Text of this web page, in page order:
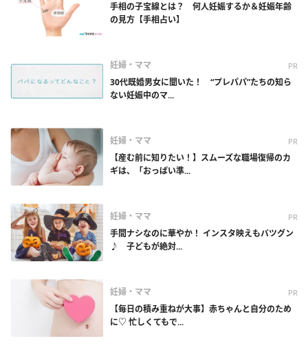
手相の子宝線とは？ 何人妊娠するか＆妊娠年齢
の見方【手相占い】
妊婦・ママ PR
30代既婚男女に聞いた！ “プレパパ”たちの知ら
ない妊娠中のマ...
妊婦・ママ PR
【産む前に知りたい！】スムーズな職場復帰のカ
ギは、「おっぱい準...
妊婦・ママ PR
手間ナシなのに華やか！ インスタ映えもバツグン
♪ 子どもが絶対...
妊婦・ママ PR
【毎日の積み重ねが大事】赤ちゃんと自分のため
に♡ 忙しくてもで...